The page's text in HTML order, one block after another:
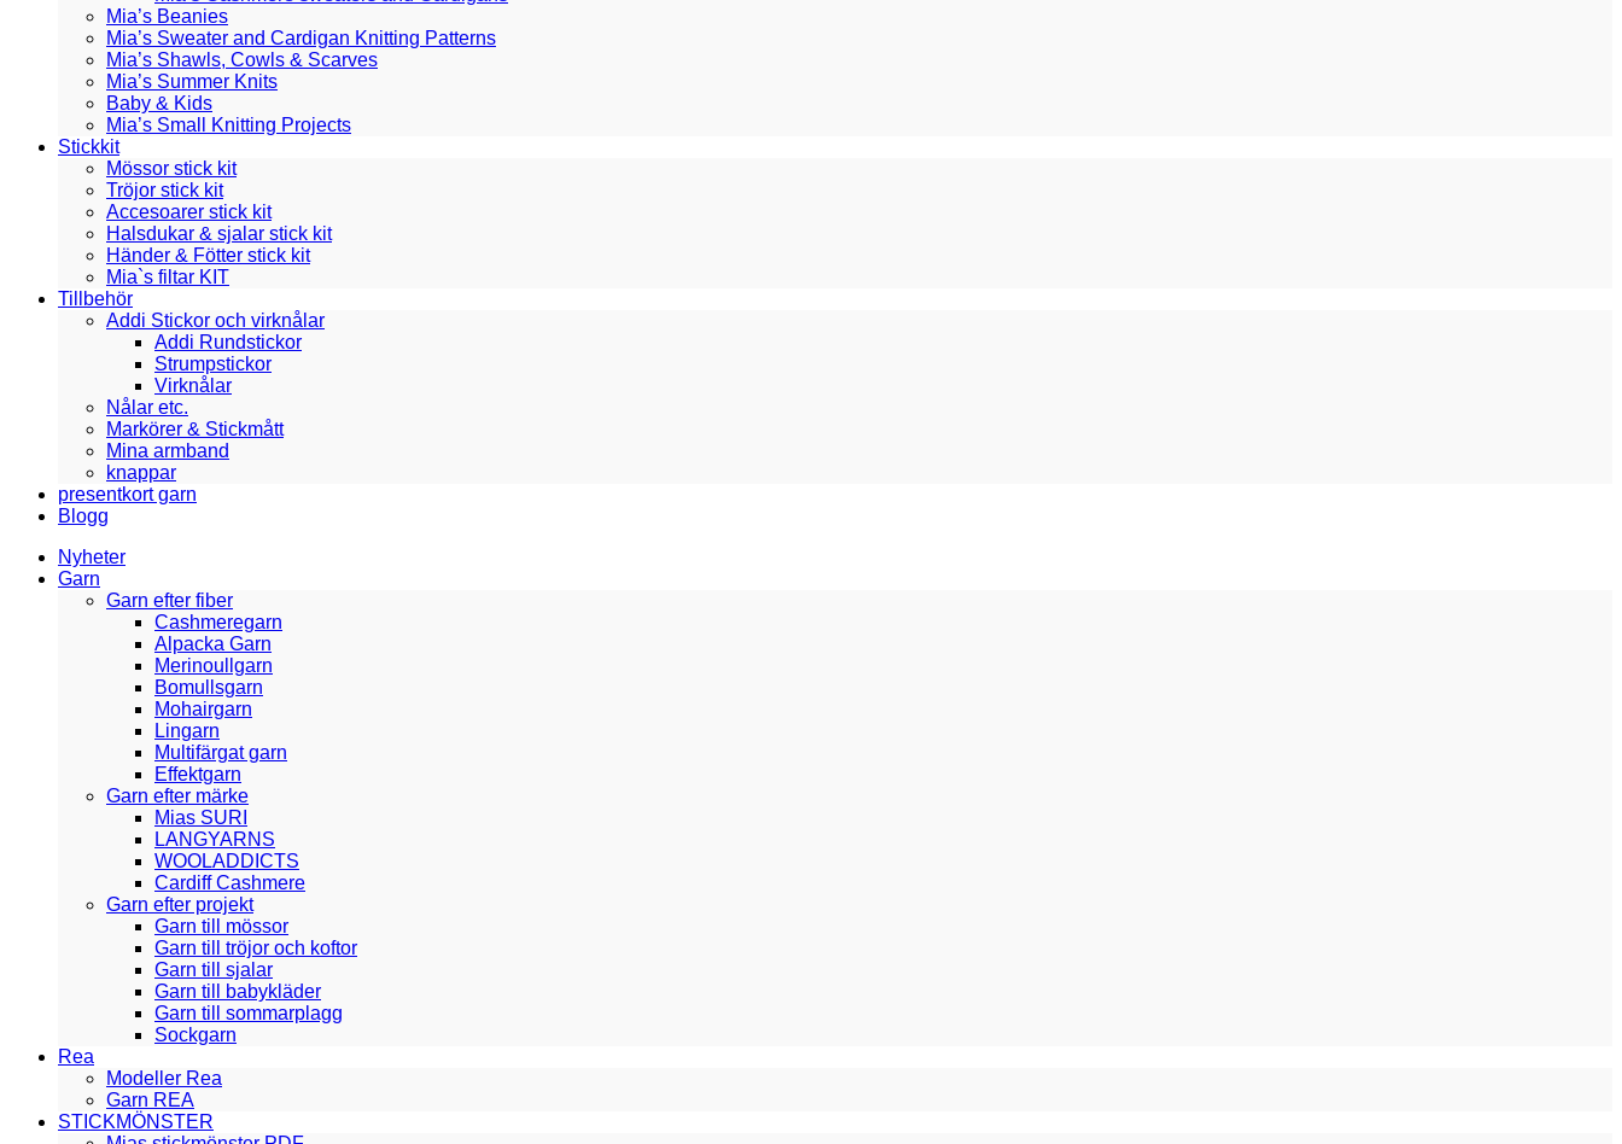
Mia’s Beanies
Mia’s Sweater and Cardigan Knitting Patterns
Mia’s Shawls, Cowls & Scarves
Mia’s Summer Knits
Baby & Kids
Mia’s Small Knitting Projects
Stickkit
Mössor stick kit
Tröjor stick kit
Accesoarer stick kit
Halsdukar & sjalar stick kit
Händer & Fötter stick kit
Mia`s filtar KIT
Tillbehör
Addi Stickor och virknålar
Addi Rundstickor
Strumpstickor
Virknålar
Nålar etc.
Markörer & Stickmått
Mina armband
knappar
presentkort garn
Blogg
Nyheter
Garn
Garn efter fiber
Cashmeregarn
Alpacka Garn
Merinoullgarn
Bomullsgarn
Mohairgarn
Lingarn
Multifärgat garn
Effektgarn
Garn efter märke
Mias SURI
LANGYARNS
WOOLADDICTS
Cardiff Cashmere
Garn efter projekt
Garn till mössor
Garn till tröjor och koftor
Garn till sjalar
Garn till babykläder
Garn till sommarplagg
Sockgarn
Rea
Modeller Rea
Garn REA
STICKMÖNSTER